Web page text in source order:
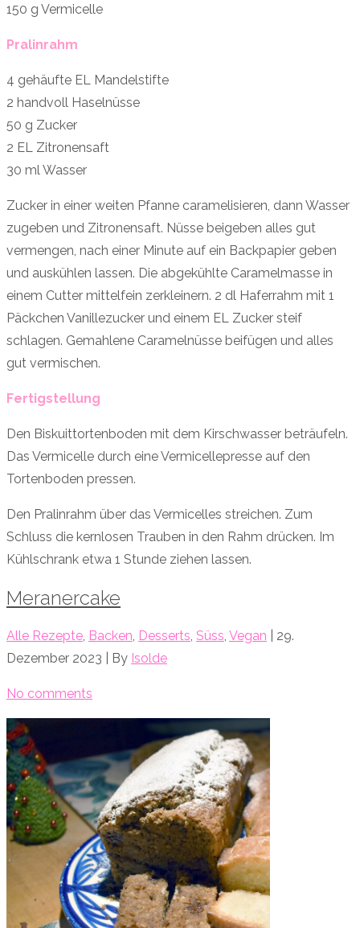
150 g Vermicelle
Pralinrahm
4 gehäufte EL Mandelstifte
2 handvoll Haselnüsse
50 g Zucker
2 EL Zitronensaft
30 ml Wasser
Zucker in einer weiten Pfanne caramelisieren, dann Wasser
zugeben und Zitronensaft. Nüsse beigeben alles gut
vermengen, nach einer Minute auf ein Backpapier geben
und auskühlen lassen. Die abgekühlte Caramelmasse in
einem Cutter mittelfein zerkleinern. 2 dl Haferrahm mit 1
Päckchen Vanillezucker und einem EL Zucker steif
schlagen. Gemahlene Caramelnüsse beifügen und alles
gut vermischen.
Fertigstellung
Den Biskuittortenboden mit dem Kirschwasser beträufeln.
Das Vermicelle durch eine Vermicellepresse auf den
Tortenboden pressen.
Den Pralinrahm über das Vermicelles streichen. Zum
Schluss die kernlosen Trauben in den Rahm drücken. Im
Kühlschrank etwa 1 Stunde ziehen lassen.
Meranercake
Alle Rezepte, Backen, Desserts, Süss, Vegan | 29.
Dezember 2023 | By Isolde
No comments